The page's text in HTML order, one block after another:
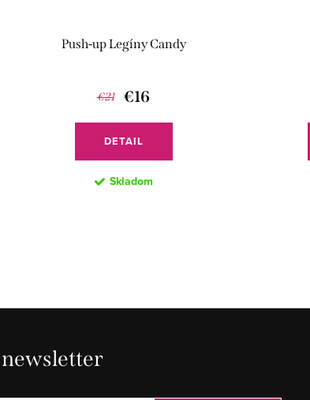
Push-up Legíny Candy
€21 €16
DETAIL
Skladom